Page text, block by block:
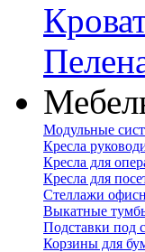
Модульные
Кресла
Кресла для
Кресла для
Стеллажи
Выкатные
Подставки под
Корзины для